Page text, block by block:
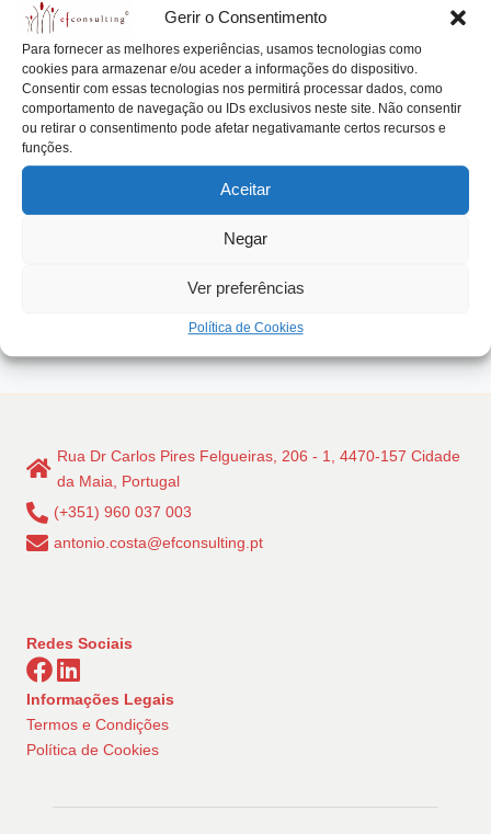
Gerir o Consentimento
Para fornecer as melhores experiências, usamos tecnologias como
cookies para armazenar e/ou aceder a informações do dispositivo.
Consentir com essas tecnologias nos permitirá processar dados, como
comportamento de navegação ou IDs exclusivos neste site. Não consentir
ou retirar o consentimento pode afetar negativamante certos recursos e
funções.
Aceitar
Negar
Ver preferências
Política de Cookies
.
p
t
Posted
by
Produtos de Maior Qualidade O desperdício está
associado a…
Read More
Rua Dr Carlos Pires Felgueiras, 206 - 1, 4470-157 Cidade
da Maia, Portugal
(+351) 960 037 003
antonio.costa@efconsulting.pt
Redes Sociais
Informações Legais
Termos e Condições
Política de Cookies